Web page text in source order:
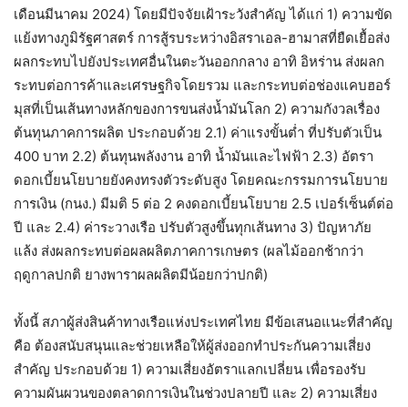
เดือนมีนาคม 2024) โดยมีปัจจัยเฝ้าระวังสำคัญ ได้แก่ 1) ความขัด
แย้งทางภูมิรัฐศาสตร์ การสู้รบระหว่างอิสราเอล-ฮามาสที่ยืดเยื้อส่ง
ผลกระทบไปยังประเทศอื่นในตะวันออกกลาง อาทิ อิหร่าน ส่งผลก
ระทบต่อการค้าและเศรษฐกิจโดยรวม และกระทบต่อช่องแคบฮอร์
มุสที่เป็นเส้นทางหลักของการขนส่งน้ำมันโลก 2) ความกังวลเรื่อง
ต้นทุนภาคการผลิต ประกอบด้วย 2.1) ค่าแรงขั้นต่ำ ที่ปรับตัวเป็น
400 บาท 2.2) ต้นทุนพลังงาน อาทิ น้ำมันและไฟฟ้า 2.3) อัตรา
ดอกเบี้ยนโยบายยังคงทรงตัวระดับสูง โดยคณะกรรมการนโยบาย
การเงิน (กนง.) มีมติ 5 ต่อ 2 คงดอกเบี้ยนโยบาย 2.5 เปอร์เซ็นต์ต่อ
ปี และ 2.4) ค่าระวางเรือ ปรับตัวสูงขึ้นทุกเส้นทาง 3) ปัญหาภัย
แล้ง ส่งผลกระทบต่อผลผลิตภาคการเกษตร (ผลไม้ออกช้ากว่า
ฤดูกาลปกติ ยางพาราผลผลิตมีน้อยกว่าปกติ)
ทั้งนี้ สภาผู้ส่งสินค้าทางเรือแห่งประเทศไทย มีข้อเสนอแนะที่สำคัญ
คือ ต้องสนับสนุนและช่วยเหลือให้ผู้ส่งออกทำประกันความเสี่ยง
สำคัญ ประกอบด้วย 1) ความเสี่ยงอัตราแลกเปลี่ยน เพื่อรองรับ
ความผันผวนของตลาดการเงินในช่วงปลายปี และ 2) ความเสี่ยง